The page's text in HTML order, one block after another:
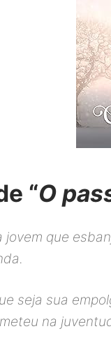
“O
jovem que
seja sua
na